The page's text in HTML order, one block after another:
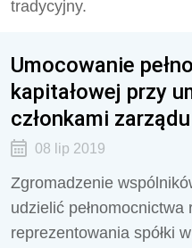
tradycyjny.
Umocowanie
kapitałowej przy
członkami zarządu
08 lip 2019
Zgromadzenie
udzielić
reprezentowania spółki